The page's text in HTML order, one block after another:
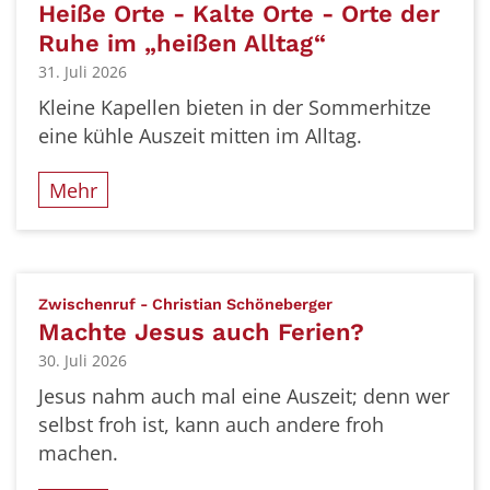
Heiße Orte - Kalte Orte - Orte der
Ruhe im „heißen Alltag“
31. Juli 2026
Kleine Kapellen bieten in der Sommerhitze
eine kühle Auszeit mitten im Alltag.
Mehr
Zwischenruf - Christian Schöneberger:
Machte Jesus auch Ferien?
30. Juli 2026
Jesus nahm auch mal eine Auszeit; denn wer
selbst froh ist, kann auch andere froh
machen.